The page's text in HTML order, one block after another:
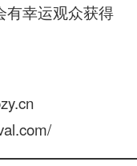
有幸运观众获得